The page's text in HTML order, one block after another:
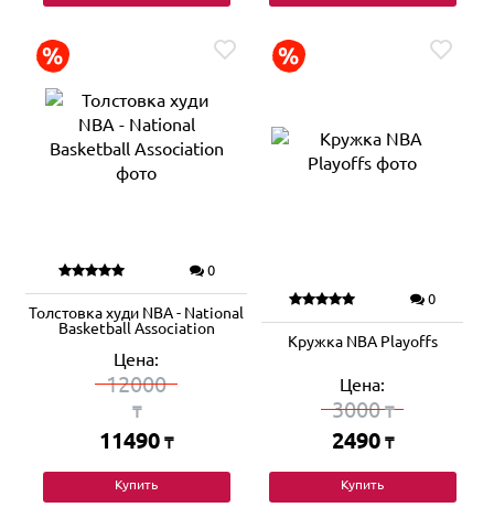
0
Толстовка худи NBA - National
Basketball Association
Цена:
12000
₸
11490 ₸
Купить
0
Кружка NBA Playoffs
Цена:
3000₸
2490 ₸
Купить